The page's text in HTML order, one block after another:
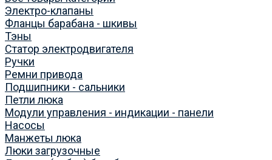
Электро-клапаны
Фланцы барабана - шкивы
Тэны
Статор электродвигателя
Ручки
Ремни привода
Подшипники - сальники
Петли люка
Модули управления - индикации - панели
Насосы
Манжеты люка
Люки загрузочные